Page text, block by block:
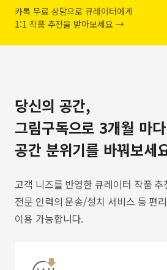
카톡 무료 상담으로 큐레이터에게
1:1 작품 추천을 받아보세요 →
당신의 공간,
그림구독으로 3개월 마다
공간 분위기를 바꿔보세
고객 니즈를 반영한 큐레이터 작품 추
전문 인력의 운송/설치 서비스 등 편
이용 가능합니다.